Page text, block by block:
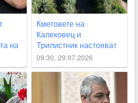
на
Кметовете на
Калековец и
Трилистник настояват
за спешно почистване
на река Стряма
09:30, 29.07.2026